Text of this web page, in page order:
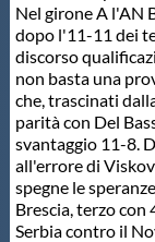
Propaganda
Centri Federali
Area
Nel girone A l'AN
dopo l'11-11 dei
discorso
non basta una
che, trascinati
parità con Del
svantaggio 11-8.
all'errore di
spegne le
Brescia, terzo
Serbia contro il